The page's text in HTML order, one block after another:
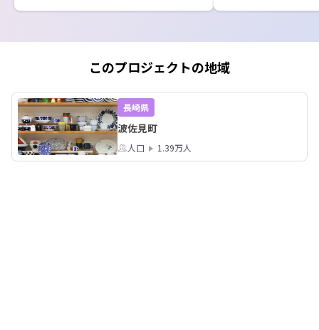
は、他の観光施設の管理や観光協会の
業務も担っていただきたいと思いま
す。
は、他の観光施設の
業務も担っていただ
す。
このプロジェクトの地域
長崎県
波佐見町
人口 1.39万人